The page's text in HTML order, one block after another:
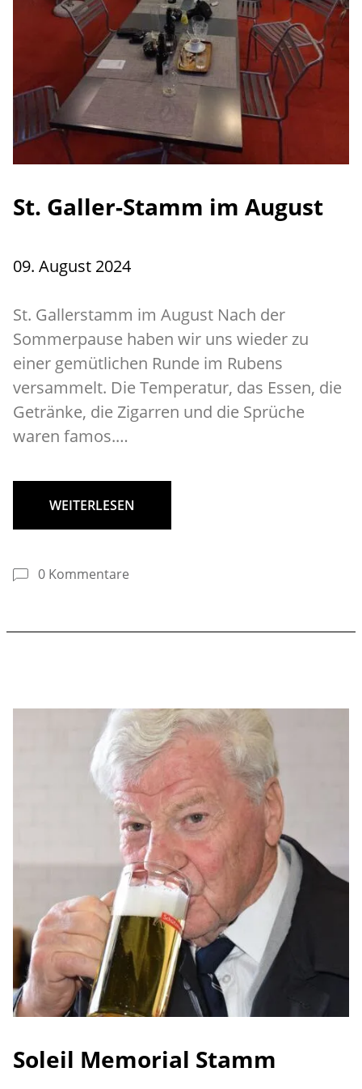
St. Galler-Stamm im August
09. August 2024
St. Gallerstamm im August Nach der
Sommerpause haben wir uns wieder zu
einer gemütlichen Runde im Rubens
versammelt. Die Temperatur, das Essen, die
Getränke, die Zigarren und die Sprüche
waren famos.…
WEITERLESEN
0 Kommentare
Soleil Memorial Stamm